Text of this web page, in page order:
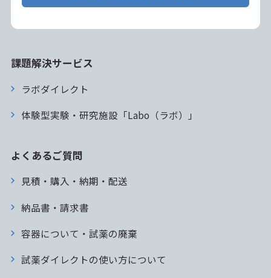
課題解決サービス
ラボダイレクト
体験型実験・研究施設「Labo（ラボ）」
よくあるご質問
見積・購入・納期・配送
納品書・請求書
容器について・試薬の廃棄
試薬ダイレクトの使い方について